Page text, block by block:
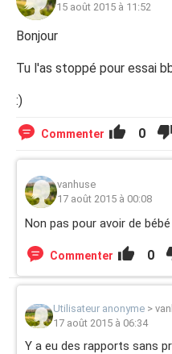
15 août 2015 à 11:52
Bonjour
Tu l'as stoppé pour essai
:)
Commenter 0
vanhuse
17 août 2015 à 00:08
Non pas pour avoir de bébé
Commenter 0
Utilisateur anonyme >
17 août 2015 à 06:34
Y a eu des rapports sans